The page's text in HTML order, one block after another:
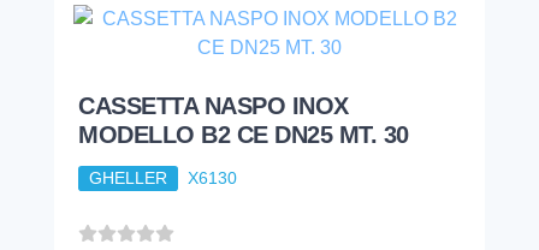
CASSETTA NASPO INOX
MODELLO B2 CE DN25 MT. 30
GHELLER X6130